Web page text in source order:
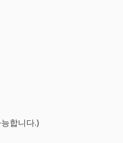
합니다.)